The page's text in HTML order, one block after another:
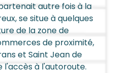
autre fois à la
se situe à quelques
de la zone de
de proximité,
et Saint Jean de
l'accès à l'autoroute.